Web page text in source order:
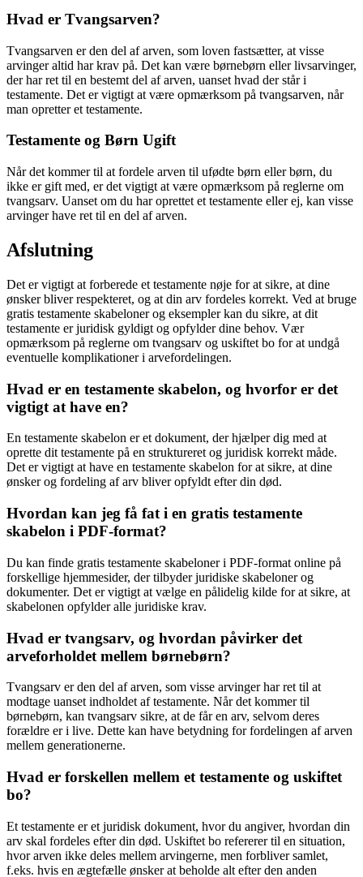
Hvad er Tvangsarven?
Tvangsarven er den del af arven, som loven fastsætter, at visse
arvinger altid har krav på. Det kan være børnebørn eller livsarvinger,
der har ret til en bestemt del af arven, uanset hvad der står i
testamente. Det er vigtigt at være opmærksom på tvangsarven, når
man opretter et testamente.
Testamente og Børn Ugift
Når det kommer til at fordele arven til ufødte børn eller børn, du
ikke er gift med, er det vigtigt at være opmærksom på reglerne om
tvangsarv. Uanset om du har oprettet et testamente eller ej, kan visse
arvinger have ret til en del af arven.
Afslutning
Det er vigtigt at forberede et testamente nøje for at sikre, at dine
ønsker bliver respekteret, og at din arv fordeles korrekt. Ved at bruge
gratis testamente skabeloner og eksempler kan du sikre, at dit
testamente er juridisk gyldigt og opfylder dine behov. Vær
opmærksom på reglerne om tvangsarv og uskiftet bo for at undgå
eventuelle komplikationer i arvefordelingen.
Hvad er en testamente skabelon, og hvorfor er det
vigtigt at have en?
En testamente skabelon er et dokument, der hjælper dig med at
oprette dit testamente på en struktureret og juridisk korrekt måde.
Det er vigtigt at have en testamente skabelon for at sikre, at dine
ønsker og fordeling af arv bliver opfyldt efter din død.
Hvordan kan jeg få fat i en gratis testamente
skabelon i PDF-format?
Du kan finde gratis testamente skabeloner i PDF-format online på
forskellige hjemmesider, der tilbyder juridiske skabeloner og
dokumenter. Det er vigtigt at vælge en pålidelig kilde for at sikre, at
skabelonen opfylder alle juridiske krav.
Hvad er tvangsarv, og hvordan påvirker det
arveforholdet mellem børnebørn?
Tvangsarv er den del af arven, som visse arvinger har ret til at
modtage uanset indholdet af testamente. Når det kommer til
børnebørn, kan tvangsarv sikre, at de får en arv, selvom deres
forældre er i live. Dette kan have betydning for fordelingen af arven
mellem generationerne.
Hvad er forskellen mellem et testamente og uskiftet
bo?
Et testamente er et juridisk dokument, hvor du angiver, hvordan din
arv skal fordeles efter din død. Uskiftet bo refererer til en situation,
hvor arven ikke deles mellem arvingerne, men forbliver samlet,
f.eks. hvis en ægtefælle ønsker at beholde alt efter den anden